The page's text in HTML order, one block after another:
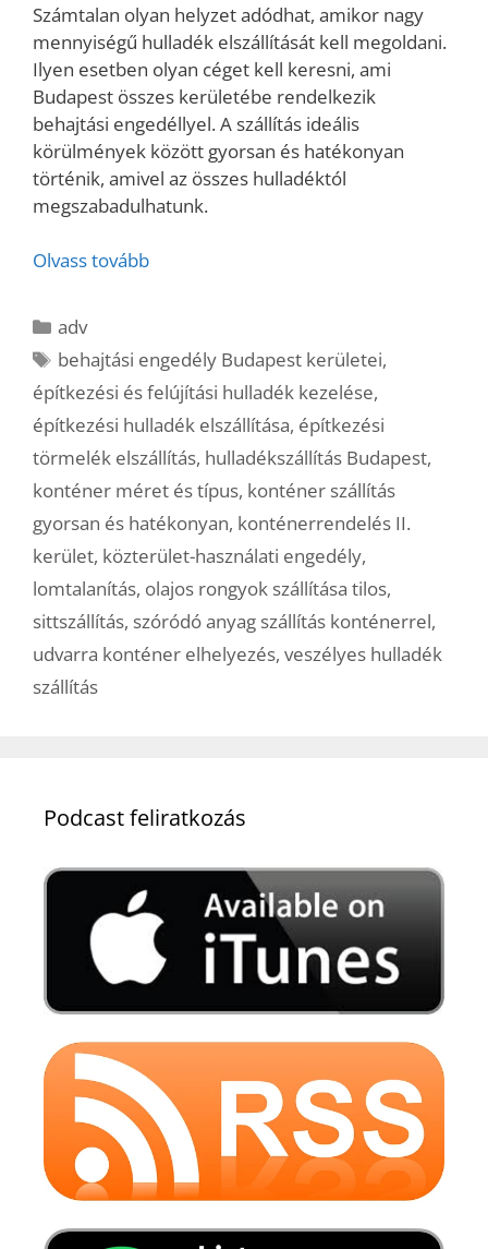
Számtalan olyan helyzet adódhat, amikor nagy
mennyiségű hulladék elszállítását kell megoldani.
Ilyen esetben olyan céget kell keresni, ami
Budapest összes kerületébe rendelkezik
behajtási engedéllyel. A szállítás ideális
körülmények között gyorsan és hatékonyan
történik, amivel az összes hulladéktól
megszabadulhatunk.
Olvass tovább
Kategória
adv
Címkék
behajtási engedély Budapest kerületei,
építkezési és felújítási hulladék kezelése,
építkezési hulladék elszállítása, építkezési
törmelék elszállítás, hulladékszállítás Budapest,
konténer méret és típus, konténer szállítás
gyorsan és hatékonyan, konténerrendelés II.
kerület, közterület-használati engedély,
lomtalanítás, olajos rongyok szállítása tilos,
sittszállítás, szóródó anyag szállítás konténerrel,
udvarra konténer elhelyezés, veszélyes hulladék
szállítás
Podcast feliratkozás